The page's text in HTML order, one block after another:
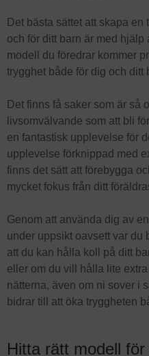
Det bästa sättet att skapa
och för ditt barn är med
modell du föredrar kommer
trygghet både för dig och ditt
Det finns få saker som är så
livsomvälvande som att bli
en fantastisk upplevelse för
upplevelse förknippad med
finns det sätt att förebygga
mycket fokus från ditt
Genom att använda dig av
under uppsikt oavsett var du
att du kan hålla koll på ditt
eller om du vill hålla lite
nätterna, även om ni sover i
bidrar till att öka tryggheten
Hitta rätt modell för